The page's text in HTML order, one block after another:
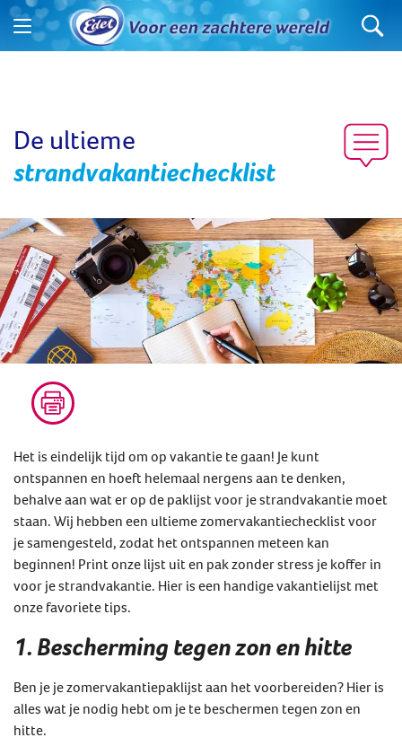
De ultieme
strandvakantiechecklist
Het is eindelijk tijd om op vakantie te gaan! Je kunt
ontspannen en hoeft helemaal nergens aan te denken,
behalve aan wat er op de paklijst voor je strandvakantie moet
staan. Wij hebben een ultieme zomervakantiechecklist voor
je samengesteld, zodat het ontspannen meteen kan
beginnen! Print onze lijst uit en pak zonder stress je koffer in
voor je strandvakantie. Hier is een handige vakantielijst met
onze favoriete tips.
1. Bescherming tegen zon en hitte
Ben je je zomervakantiepaklijst aan het voorbereiden? Hier is
alles wat je nodig hebt om je te beschermen tegen zon en
hitte.